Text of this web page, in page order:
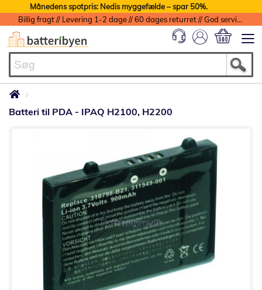
Månedens spotpris: Nedis myggefælde – spar 50%.
Billig fragt // Levering 1-2 dage // 60 dages returret // God service med garanti
Batteri til PDA - IPAQ H2100, H2200
billedgalleriet